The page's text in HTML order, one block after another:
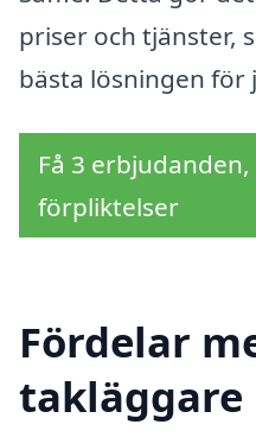
priser och tjänster,
bästa lösningen
Få 3
förpliktelser
Fördelar
takläggare